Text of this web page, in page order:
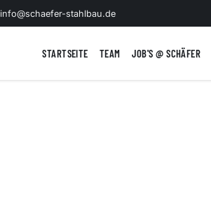
info@schaefer-stahlbau.de
STARTSEITE TEAM JOB'S @ SCHÄFER